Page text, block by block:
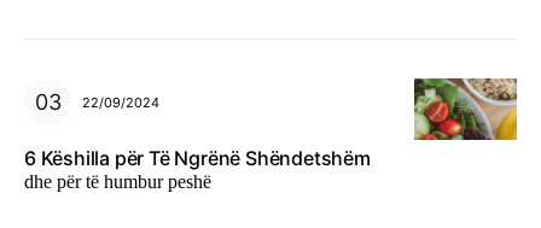
22/09/2024
6 Këshilla për Të Ngrënë Shëndetshëm
dhe për të humbur peshë